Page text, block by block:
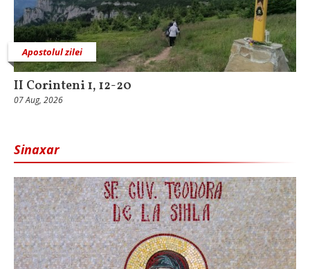
Apostolul zilei
II Corinteni 1, 12-20
07 Aug, 2026
Sinaxar